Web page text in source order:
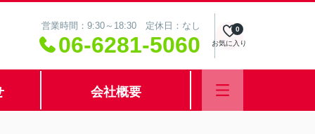
営業時間：9:30～18:30 定休日：なし
06-6281-5060 お気に入り
0
会社概要